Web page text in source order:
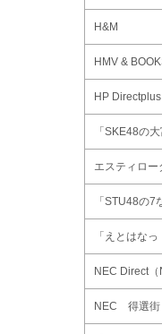
H&M
HMV &
HP Directplus
「SKE48の
エスティロ
「STU48の
「えとはな
NEC Direct（
NEC 得選街